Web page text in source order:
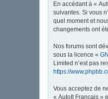
En accédant à «
suivantes. Si vous
quel moment et
changements ont
Nos forums sont
sous la licence «
Limited n’est pas
https://
Vous acceptez de
« AutoIt Français »